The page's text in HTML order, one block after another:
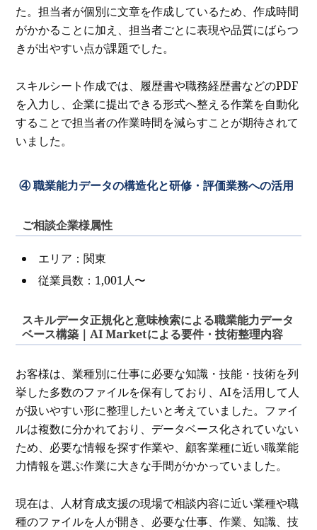
た。担当者が個別に文章を作成しているため、作成時間
がかかることに加え、担当者ごとに表現や品質にばらつ
きが出やすい点が課題でした。
スキルシート作成では、履歴書や職務経歴書などのPDF
を入力し、企業に提出できる形式へ整える作業を自動化
することで担当者の作業時間を減らすことが期待されて
いました。
④ 職業能力データの構造化と研修・評価業務への活用
ご相談企業様属性
エリア：関東
従業員数：1,001人〜
スキルデータ正規化と意味検索による職業能力データ
ベース構築｜AI Marketによる要件・技術整理内容
お客様は、業種別に仕事に必要な知識・技能・技術を列
挙した多数のファイルを保有しており、AIを活用して人
が扱いやすい形に整理したいと考えていました。ファイ
ルは複数に分かれており、データベース化されていない
ため、必要な情報を探す作業や、顧客業種に近い職業能
力情報を選ぶ作業に大きな手間がかかっていました。
現在は、人材育成支援の現場で相談内容に近い業種や職
種のファイルを人が開き、必要な仕事、作業、知識、技